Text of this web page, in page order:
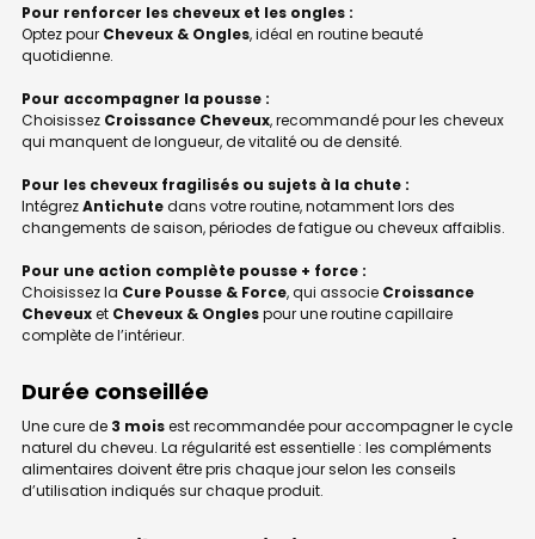
Pour renforcer les cheveux et les ongles :
Optez pour Cheveux & Ongles, idéal en routine beauté
quotidienne.
Pour accompagner la pousse :
Choisissez Croissance Cheveux, recommandé pour les cheveux
qui manquent de longueur, de vitalité ou de densité.
Pour les cheveux fragilisés ou sujets à la chute :
IntégrezAntichutedans votre routine, notamment lors des
changements de saison, périodes de fatigue ou cheveux affaiblis.
Pour une action complète pousse + force :
Choisissez la Cure Pousse & Force, qui associe Croissance
Cheveuxet Cheveux & Onglespour une routine capillaire
complète de l’intérieur.
Durée conseillée
Une cure de 3 moisest recommandée pour accompagner le cycle
naturel du cheveu. La régularité est essentielle : les compléments
alimentaires doivent être pris chaque jour selon les conseils
d’utilisation indiqués sur chaque produit.